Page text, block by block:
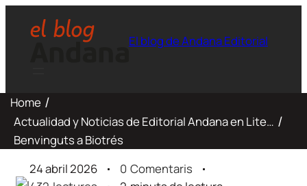
El blog de Andana Editorial
Home
Actualidad y Noticias de Editorial Andana en Literatura, Infantil y Juvenil
Benvinguts a Biotrés
24 abril 2026
0 Comentaris